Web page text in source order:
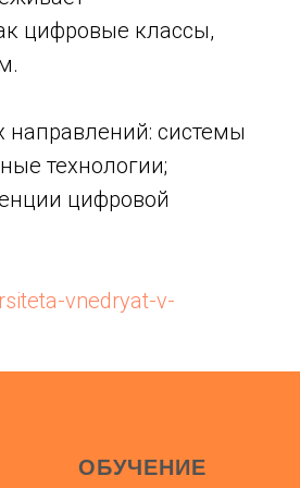
цифровые классы,
направлений: системы
технологии;
цифровой
vnedryat-v-
ОБУЧЕНИЕ